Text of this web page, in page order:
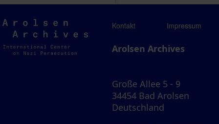
Arolsen
Archives
Kontakt Impressum
Arolsen Archives
Große Allee 5 - 9
34454 Bad Arolsen
Deutschland